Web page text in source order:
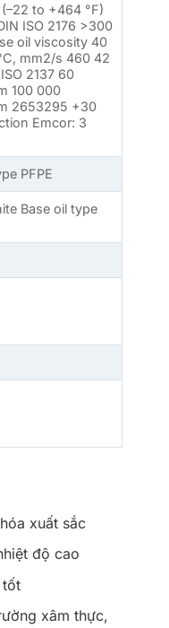
to +464 °F)
ISO 2176 >300
oil viscosity 40
mm2/s 460 42
2137 60
100 000
2653295 +30
Emcor: 3
PFPE
Base oil type
xuất sắc
độ cao
tốt
xâm thực,